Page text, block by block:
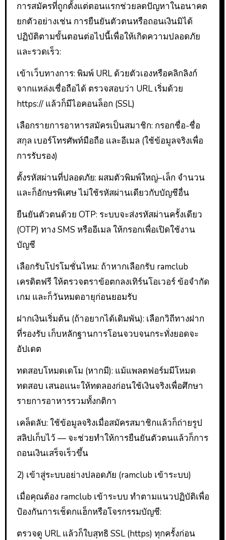
การสมัครที่ถูกตั้งแต่ตอนแรกช่วยลดปัญหาในอนาคต
ยกตัวอย่างเช่น การยืนยันตัวตนหรือถอนเงินมิได้
ปฏิบัติตามขั้นตอนต่อไปนี้เพื่อให้เกิดความปลอดภัย
และรวดเร็ว:
เข้าเว็บทางการ: พิมพ์ URL ด้วยตัวเองหรือคลิกลิงก์
จากแหล่งเชื่อถือได้ ตรวจสอบว่า URL เริ่มด้วย
https:// แล้วก็มีไอคอนล็อก (SSL)
เลือกรายการอาหารสมัครเป็นสมาชิก: กรอกชื่อ-ชื่อ
สกุล เบอร์โทรศัพท์มือถือ และอีเมล (ใช้ข้อมูลจริงเพื่อ
การรับรอง)
ตั้งรหัสผ่านที่ปลอดภัย: ผสมตัวพิมพ์ใหญ่–เล็ก จำนวน
และก็อักษรพิเศษ ไม่ใช้รหัสผ่านเดียวกับบัญชีอื่น
ยืนยันตัวตนด้วย OTP: ระบบจะส่งรหัสผ่านครั้งเดียว
(OTP) ทาง SMS หรืออีเมล ให้กรอกเพื่อเปิดใช้งาน
บัญชี
เลือกรับโปรโมชั่นไหม: ถ้าหากเลือกรับ ramclub
เครดิตฟรี ให้ตรวจตราข้อตกลงเทิร์นโอเวอร์ ข้อจำกัด
เกม และก็วันหมดอายุก่อนยอมรับ
ฝากเงินเริ่มต้น (ถ้าอยากได้เดิมพัน): เลือกวิถีทางฝาก
ที่รองรับ เก็บหลักฐานการโอนจวบจนกระทั่งยอดจะ
อัปเดต
ทดสอบโหมดเดโม (หากมี): แม้แพลตฟอร์มมีโหมด
ทดสอบ เสนอแนะให้ทดลองก่อนใช้เงินจริงเพื่อศึกษา
รายการอาหารรวมทั้งกติกา
เคล็ดลับ: ใช้ข้อมูลจริงเมื่อสมัครสมาชิกแล้วก็ถ่ายรูป
สลิปเก็บไว้ — จะช่วยทำให้การยืนยันตัวตนแล้วก็การ
ถอนเงินเสร็จเร็วขึ้น
2) เข้าสู่ระบบอย่างปลอดภัย (ramclub เข้าระบบ)
เมื่อคุณต้อง ramclub เข้าระบบ ทำตามแนวปฏิบัติเพื่อ
ป้องกันการเช็ดกแฮ็กหรือโจรกรรมบัญชี:
ตรวจดู URL แล้วก็ใบสุทธิ SSL (https) ทุกครั้งก่อน